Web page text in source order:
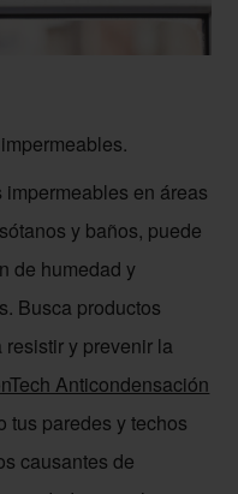
en áreas
y baños, puede
de humedad y
Busca productos
y prevenir la
Anticondensación
tus paredes y techos
causantes de